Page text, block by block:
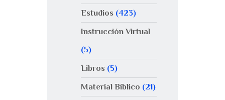
Estudios (423)
Instrucción Virtual
(5)
Libros (5)
Material Bíblico (21)